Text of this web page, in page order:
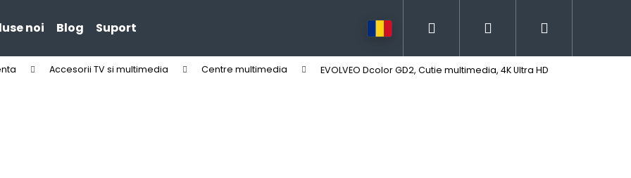
noi Blog Suport Căutare Autentificare
Accesorii TV si multimedia Centre multimedia EVOLVEO Dcolor GD2, Cutie multimedia, 4K Ultra HD
Ce căutaţi?